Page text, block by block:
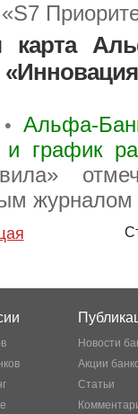
карта
Альфа-
и график
журналом
Новости
Акции
Статьи